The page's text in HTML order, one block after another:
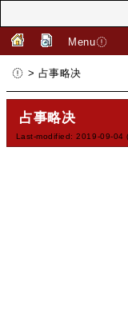
Menu
> 占事略决
占事略决
Last-modified: 2019-09-04